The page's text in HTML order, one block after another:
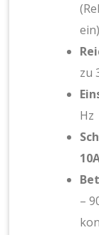
ein)
zu
Hz
–